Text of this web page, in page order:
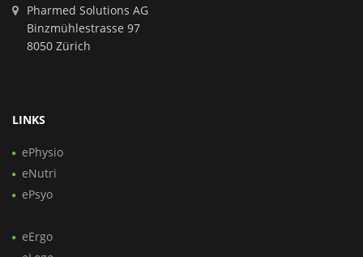
Pharmed Solutions AG
Binzmühlestrasse 97
8050 Zürich
LINKS
ePhysio
eNutri
ePsyo
eErgo